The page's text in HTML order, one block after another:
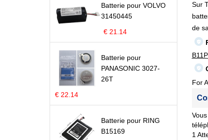
Batterie pour VOLVO
31450445
€ 21.14
Batterie pour
PANASONIC 3027-
26T
€ 22.14
Batterie pour RING
B15169
Sur
de
For
1